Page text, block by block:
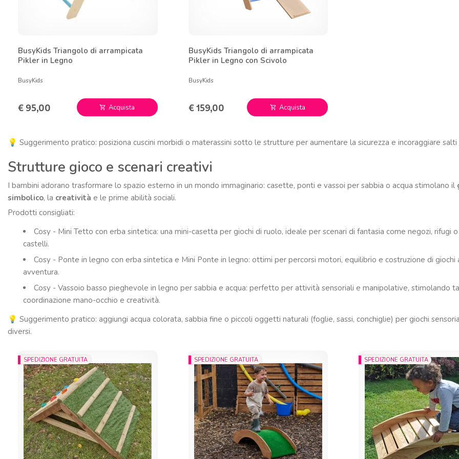
BusyKids Triangolo di arrampicata
Pikler in Legno
BusyKids
€ 95,00 shopping_cart Acquista
BusyKids Triangolo di arrampicata
Pikler in Legno con Scivolo
BusyKids
€ 159,00 shopping_cart Acquista
💡 Suggerimento pratico: posiziona cuscini morbidi o materassini sotto le strutture per aumentare la sicurezza e incoraggiare
Strutture gioco e scenari creativi
I bambini adorano trasformare lo spazio esterno in un mondo immaginario: casette, ponti e vassoi per sabbia o acqua stimolano il
simbolico, la creatività e le prime abilità sociali.
Prodotti consigliati:
Cosy - Mini Tetto con erba sintetica: una mini-casetta per giochi di ruolo, ideale per scenari di fantasia come negozi, rifugi
castelli.
Cosy - Ponte in legno con erba sintetica e Mini Ponte in legno: ottimi per percorsi motori, equilibrio e costruzione di giochi
avventura.
Cosy - Vassoio basso pieghevole in legno per sabbia e acqua: perfetto per attività sensoriali e manipolative, stimolando
coordinazione mano-occhio e creatività.
💡 Suggerimento pratico: aggiungi acqua colorata, sabbia fine o piccoli oggetti naturali (foglie, sassi, conchiglie) per giochi
diversi.
SPEDIZIONE GRATUITA SPEDIZIONE GRATUITA SPEDIZIONE GRATUITA